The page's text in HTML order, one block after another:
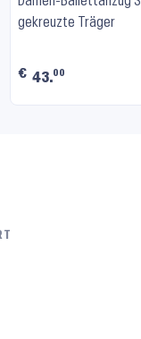
gekreuzte Träger
€ 43.00